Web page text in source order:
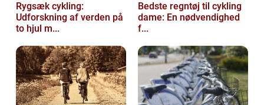
Rygsæk cykling:
Udforskning af verden på
to hjul m...
Bedste regntøj til cykling
dame: En nødvendighed
f...